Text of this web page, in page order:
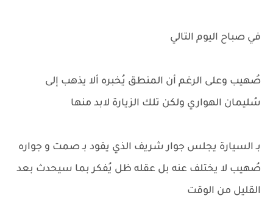
في صباح اليوم التالي
صُهيب وعلى الرغم أن المنطق يُخبره ألا يذهب إلى
سُليمان الهواري ولكن تلك الزيارة لابد منها
بـ السيارة يجلس جوار شريف الذي يقود بـ صمت و جواره
صُهيب لا يختلف عنه بل عقله ظل يُفكر بما سيحدث بعد
القليل من الوقت